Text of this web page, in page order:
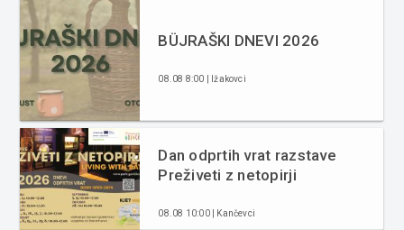
BÜJRAŠKI DNEVI 2026
08.08 8:00 | Ižakovci
Dan odprtih vrat razstave
Preživeti z netopirji
08.08 10:00 | Kančevci